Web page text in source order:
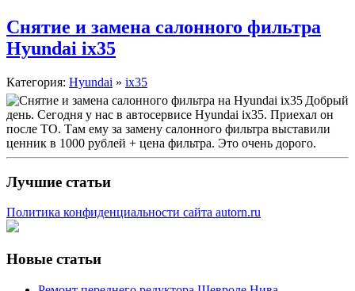
Снятие и замена салонного фильтра
Hyundai ix35
Категория: Hyundai » ix35
Добрый
день. Сегодня у нас в автосервисе Hyundai ix35. Приехал он
после ТО. Там ему за замену салонного фильтра выставили
ценник в 1000 рублей + цена фильтра. Это очень дорого.
Лучшие статьи
Политика конфиденциальности сайта autorn.ru
Новые статьи